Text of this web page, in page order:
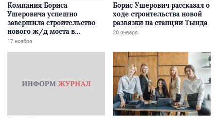
Компания Бориса
Ушеровича успешно
завершила строительство
нового ж/д моста в
Забайкалье
17 ноября
Борис Ушерович рассказал о
ходе строительства новой
развязки на станции Тында
20 января